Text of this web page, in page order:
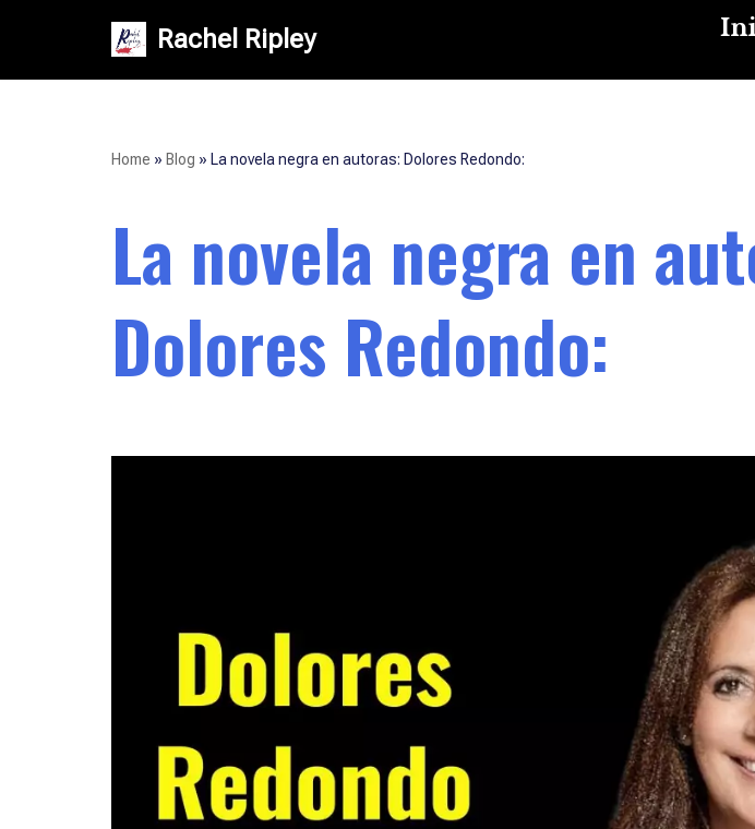
Rachel Ripley
Home » Blog » La novela negra en autoras: Dolores Redondo:
La novela negra en
Dolores Redondo: